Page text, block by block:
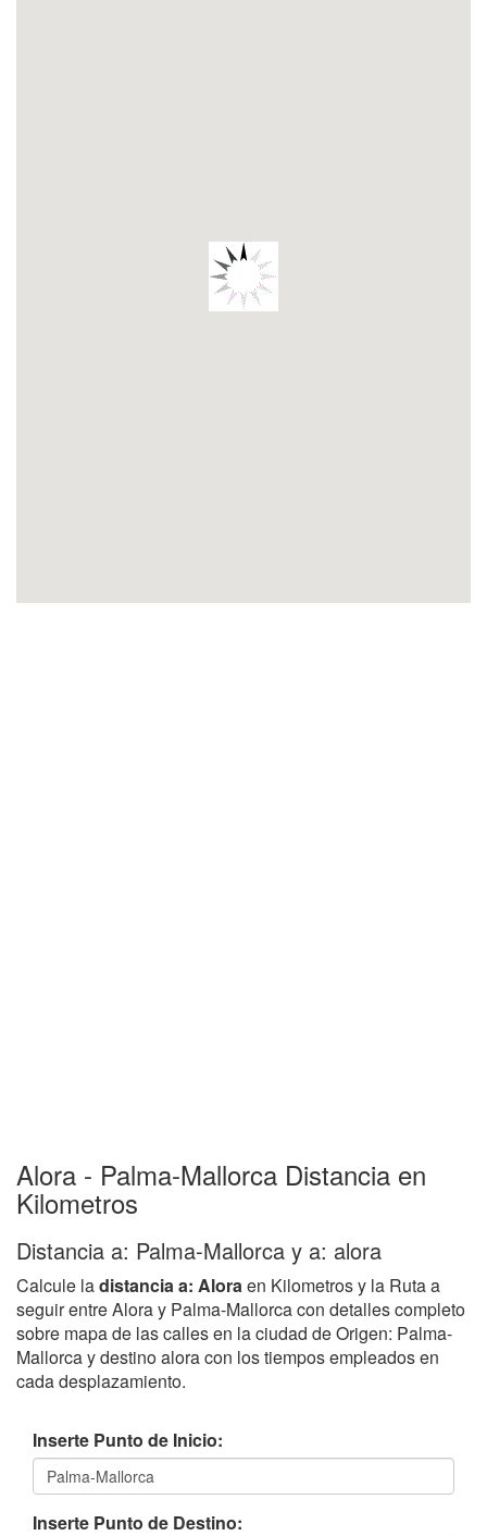
Alora - Palma-Mallorca Distancia en
Kilometros
Distancia a: Palma-Mallorca y a: alora
Calcule ladistancia a: Aloraen Kilometros y la Ruta a
seguir entre Alora y Palma-Mallorca con detalles completo
sobre mapa de las calles en la ciudad de Origen: Palma-
Mallorca y destino alora con los tiempos empleados en
cada desplazamiento.
Inserte Punto de Inicio:
Inserte Punto de Destino: